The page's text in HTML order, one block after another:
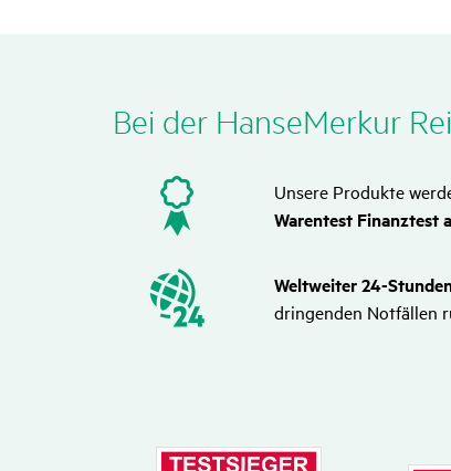
Bei der HanseMerkur
Unsere Produkte
Warentest Finanztest
Welt­weiter 24-
dringenden Notfällen